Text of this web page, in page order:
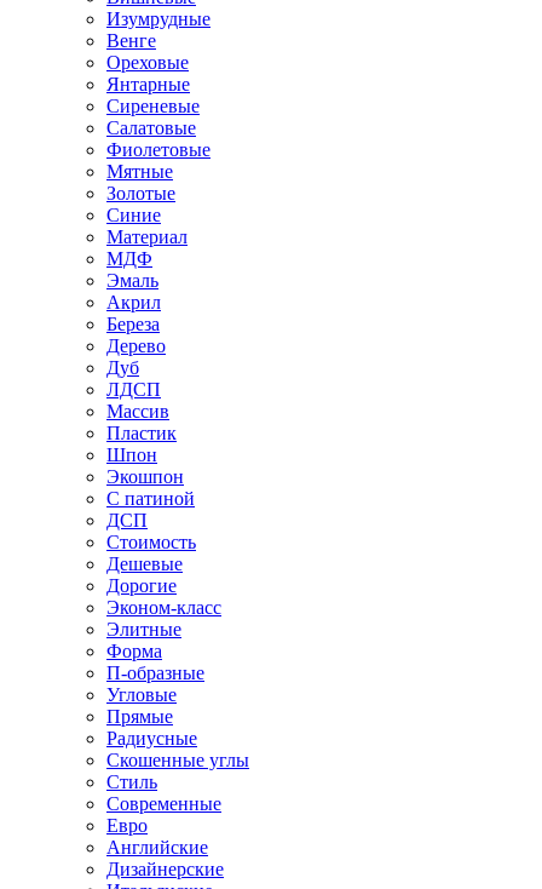
Изумрудные
Венге
Ореховые
Янтарные
Сиреневые
Салатовые
Фиолетовые
Мятные
Золотые
Синие
Материал
МДФ
Эмаль
Акрил
Береза
Дерево
Дуб
ЛДСП
Массив
Пластик
Шпон
Экошпон
С патиной
ДСП
Стоимость
Дешевые
Дорогие
Эконом-класс
Элитные
Форма
П-образные
Угловые
Прямые
Радиусные
Скошенные углы
Стиль
Современные
Евро
Английские
Дизайнерские